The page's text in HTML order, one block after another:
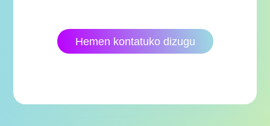
Hemen kontatuko dizugu